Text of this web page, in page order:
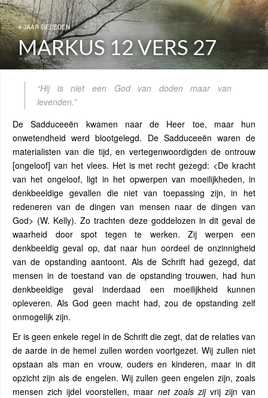
4 JAAR GELEDEN
MARKUS 12 VERS 27
“Hij is niet een God van doden maar van
levenden.”
De Sadduceeën kwamen naar de Heer toe, maar hun
onwetendheid werd blootgelegd. De Sadduceeën waren de
materialisten van die tijd, en vertegenwoordigden de ontrouw
[ongeloof] van het vlees. Het is met recht gezegd: <De kracht
van het ongeloof, ligt in het opwerpen van moeilijkheden, in
denkbeeldige gevallen die niet van toepassing zijn, in het
redeneren van de dingen van mensen naar de dingen van
God> (W. Kelly). Zo trachten deze goddelozen in dit geval de
waarheid door spot tegen te werken. Zij werpen een
denkbeeldig geval op, dat naar hun oordeel de onzinnigheid
van de opstanding aantoont. Als de Schrift had gezegd, dat
mensen in de toestand van de opstanding trouwen, had hun
denkbeeldige geval inderdaad een moeilijkheid kunnen
opleveren. Als God geen macht had, zou de opstanding zelf
onmogelijk zijn.
Er is geen enkele regel in de Schrift die zegt, dat de relaties van
de aarde in de hemel zullen worden voortgezet. Wij zullen niet
opstaan als man en vrouw, ouders en kinderen, maar in dit
opzicht zijn als de engelen. Wij zullen geen engelen zijn, zoals
mensen zich ijdel voorstellen, maar net zoals zijvrij zijn van